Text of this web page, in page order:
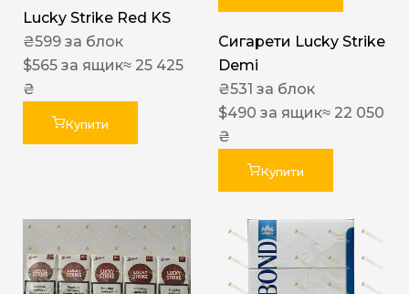
Lucky Strike Red KS
₴599 за блок
$565 за ящик≈ 25 425
₴
Купити
Сигарети Lucky Strike
Demi
₴531 за блок
$490 за ящик≈ 22 050
₴
Купити